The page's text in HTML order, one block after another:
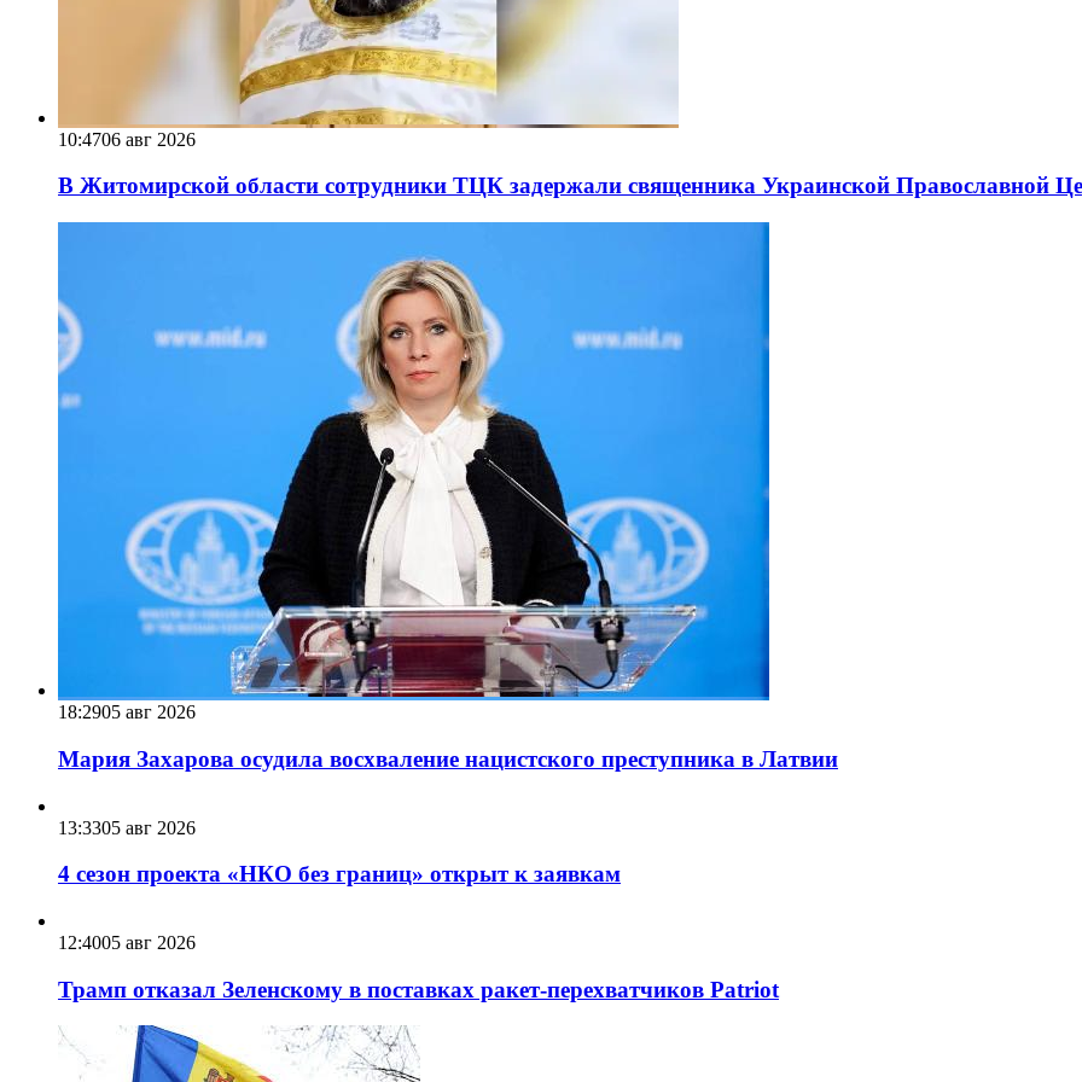
10:4706 авг 2026
В Житомирской области сотрудники ТЦК задержали священника Украинской Православной
18:2905 авг 2026
Мария Захарова осудила восхваление нацистского преступника в Латвии
13:3305 авг 2026
4 сезон проекта «НКО без границ» открыт к заявкам
12:4005 авг 2026
Трамп отказал Зеленскому в поставках ракет-перехватчиков Patriot